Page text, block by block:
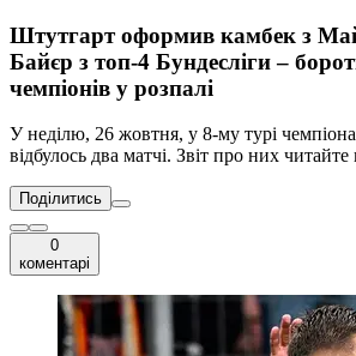
Штутгарт оформив камбек з
Байєр з топ-4 Бундесліги –
чемпіонів у розпалі
У неділю, 26 жовтня, у 8-му турі
відбулось два матчі. Звіт про них
Поділитись
0
коментарі